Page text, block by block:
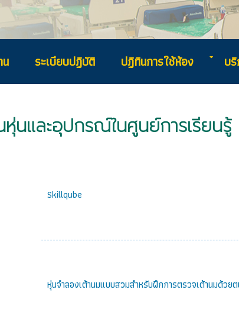
ระเบียบปฏิบัติ ปฏิทินการใช้ห้อง บ
หุ่นและอุปกรณ์ในศูนย์การเรียนรู้
Skillqube
หุ่นจำลองเต้านมแบบสวมสำหรับฝึกการตรวจเต้านมด้วย